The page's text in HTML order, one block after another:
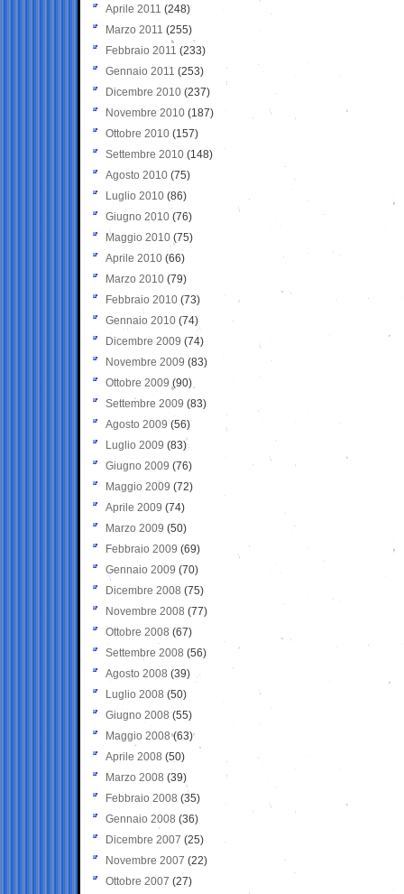
Aprile 2011 (248)
Marzo 2011 (255)
Febbraio 2011 (233)
Gennaio 2011 (253)
Dicembre 2010 (237)
Novembre 2010 (187)
Ottobre 2010 (157)
Settembre 2010 (148)
Agosto 2010 (75)
Luglio 2010 (86)
Giugno 2010 (76)
Maggio 2010 (75)
Aprile 2010 (66)
Marzo 2010 (79)
Febbraio 2010 (73)
Gennaio 2010 (74)
Dicembre 2009 (74)
Novembre 2009 (83)
Ottobre 2009 (90)
Settembre 2009 (83)
Agosto 2009 (56)
Luglio 2009 (83)
Giugno 2009 (76)
Maggio 2009 (72)
Aprile 2009 (74)
Marzo 2009 (50)
Febbraio 2009 (69)
Gennaio 2009 (70)
Dicembre 2008 (75)
Novembre 2008 (77)
Ottobre 2008 (67)
Settembre 2008 (56)
Agosto 2008 (39)
Luglio 2008 (50)
Giugno 2008 (55)
Maggio 2008(63)
Aprile 2008 (50)
Marzo 2008 (39)
Febbraio 2008 (35)
Gennaio 2008 (36)
Dicembre 2007 (25)
Novembre 2007 (22)
Ottobre 2007 (27)